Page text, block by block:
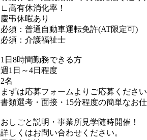
∟高有休消化率！
慶弔休暇あり
必須：普通自動車運転免許(AT限定可)
必須：介護福祉士
1日8時間勤務できる方
週1日～4日程度
2名
まずは応募フォームよりご応募くださ
書類選考・面接・15分程度の簡単なお
おしごと説明・事業所見学随時開催！
詳しくはお問い合わせください。